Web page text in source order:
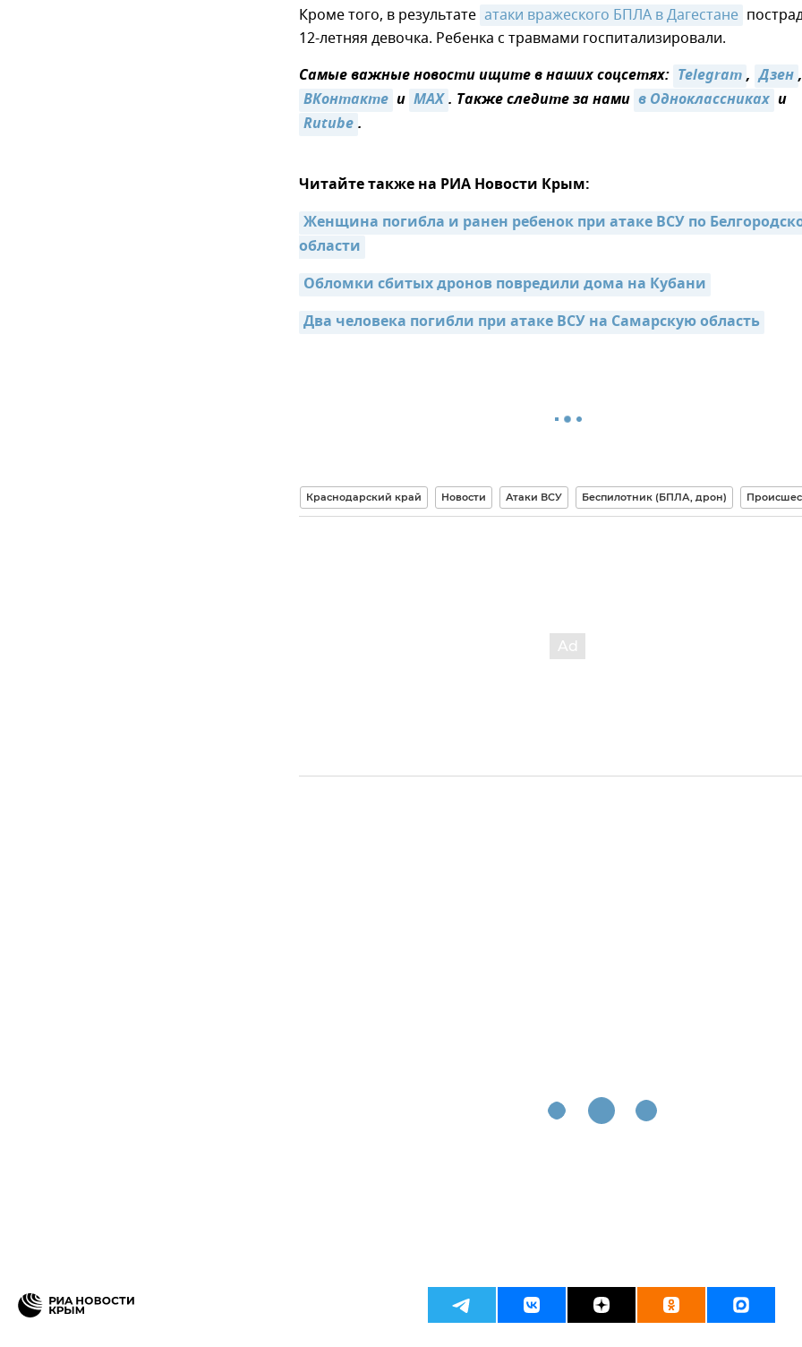
Кроме того, в результате атаки вражеского БПЛА в Дагестане
12-летняя девочка. Ребенка с травмами госпитализировали.
Самые важные новости ищите в наших соцсетях: Telegram, Дзен,
ВКонтакте и MAX. Также следите за нами в Одноклассниках и
Rutube.
Читайте также на РИА Новости Крым:
Женщина погибла и ранен ребенок при атаке ВСУ по
области
Обломки сбитых дронов повредили дома на Кубани
Два человека погибли при атаке ВСУ на Самарскую область
Краснодарский край Новости Атаки ВСУ Беспилотник (БПЛА, дрон)